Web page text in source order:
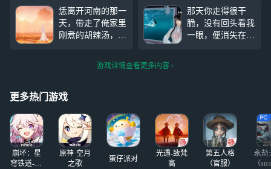
调，现在横着感觉
好怪。没必要给鸿
音加到中间啊，鸿
音本来就会飞，加
白瞎那60限定纹玉
了，100限定纹玉
配上代金券最少也
能买三个680，快
恁离开河南的那一
天，带走了俺家里
刚煮的胡辣汤，俺
麦，俺想给恁磨成
面粉做烩面和饸络
不喜欢吃，那天风
花油馍散发着香味
但是俺却一点也不
想吃，因为恁薅走
了俺家地里
那天你走得很干
脆，没有回头看我
一眼，便消失在了
游戏详情查看更多内容
更多热门游戏
崩坏：星
穹铁道-4.4
原神·空月
之歌
蛋仔派对
光遇-致梵
高
第五人格
（官服）
永劫
（